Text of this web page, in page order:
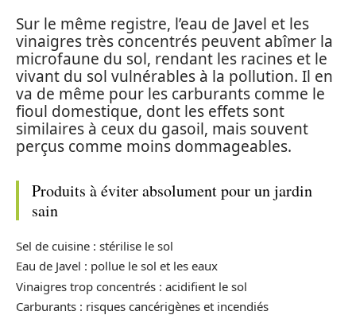
Sur le même registre, l’eau de Javel et les
vinaigres très concentrés peuvent abîmer la
microfaune du sol, rendant les racines et le
vivant du sol vulnérables à la pollution. Il en
va de même pour les carburants comme le
fioul domestique, dont les effets sont
similaires à ceux du gasoil, mais souvent
perçus comme moins dommageables.
Produits à éviter absolument pour un jardin
sain
Sel de cuisine : stérilise le sol
Eau de Javel : pollue le sol et les eaux
Vinaigres trop concentrés : acidifient le sol
Carburants : risques cancérigènes et incendiés